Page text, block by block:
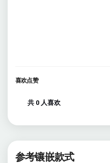
喜欢点赞
共 0 人喜欢
参考镶嵌款式